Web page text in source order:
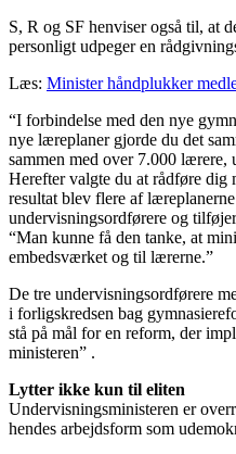
S, R og SF henviser også til, at
personligt udpeger en
Læs: Minister håndplukker
“I forbindelse med den nye
nye læreplaner gjorde du det
sammen med over 7.000
Herefter valgte du at rådføre
resultat blev flere af
undervisningsordførere og
“Man kunne få den tanke, at
embedsværket og til lærerne.”
De tre undervisningsordførere
i forligskredsen bag
stå på mål for en reform, der
ministeren” .
Lytter ikke kun til eliten
Undervisningsministeren er
hendes arbejdsform som